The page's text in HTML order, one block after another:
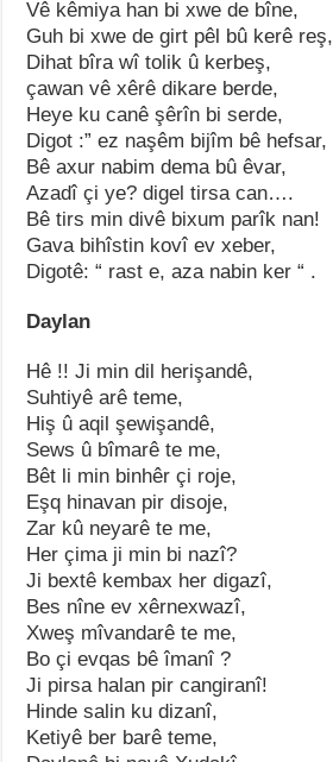
Vê kêmiya han bi xwe de bîne,
Guh bi xwe de girt pêl bû kerê reş,
Dihat bîra wî tolik û kerbeş,
çawan vê xêrê dikare berde,
Heye ku canê şêrîn bi serde,
Digot :” ez naşêm bijîm bê hefsar,
Bê axur nabim dema bû êvar,
Azadî çi ye? digel tirsa can….
Bê tirs min divê bixum parîk nan!
Gava bihîstin kovî ev xeber,
Digotê: “ rast e, aza nabin ker “ .
Daylan
Hê !! Ji min dil herişandê,
Suhtiyê arê teme,
Hiş û aqil şewişandê,
Sews û bîmarê te me,
Bêt li min binhêr çi roje,
Eşq hinavan pir disoje,
Zar kû neyarê te me,
Her çima ji min bi nazî?
Ji bextê kembax her digazî,
Bes nîne ev xêrnexwazî,
Xweş mîvandarê te me,
Bo çi evqas bê îmanî ?
Ji pirsa halan pir cangiranî!
Hinde salin ku dizanî,
Ketiyê ber barê teme,